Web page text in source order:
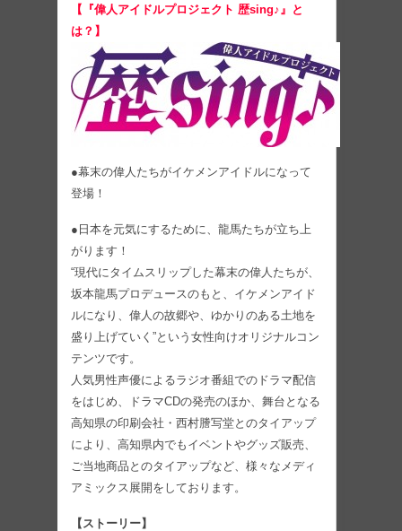
【『偉人アイドルプロジェクト 歴sing♪』と
は？】
●幕末の偉人たちがイケメンアイドルになって
登場！
●日本を元気にするために、龍馬たちが立ち上
がります！
“現代にタイムスリップした幕末の偉人たちが、
坂本龍馬プロデュースのもと、イケメンアイド
ルになり、偉人の故郷や、ゆかりのある土地を
盛り上げていく”という女性向けオリジナルコン
テンツです。
人気男性声優によるラジオ番組でのドラマ配信
をはじめ、ドラマCDの発売のほか、舞台となる
高知県の印刷会社・西村謄写堂とのタイアップ
により、高知県内でもイベントやグッズ販売、
ご当地商品とのタイアップなど、様々なメディ
アミックス展開をしております。
【ストーリー】